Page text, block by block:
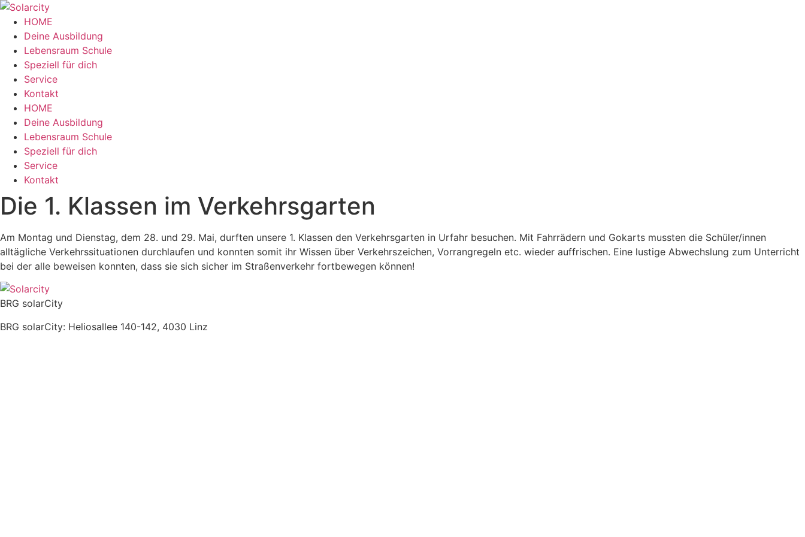
Zum
Inhalt
wechseln
HOME
Deine Ausbildung
Lebensraum Schule
Speziell für dich
Service
Kontakt
Menü HOME
Deine Ausbildung
Lebensraum Schule
Speziell für dich
Service
Kontakt
Die 1. Klassen im Verkehrsgarten
Am Montag und Dienstag, dem 28. und 29. Mai, durften unsere 1. Klassen den Verkehrsgarten in Urfahr besuchen. Mit Fahrrädern und Gokarts mussten die Schüler/innen
alltägliche Verkehrssituationen durchlaufen und konnten somit ihr Wissen über Verkehrszeichen, Vorrangregeln etc. wieder auffrischen. Eine lustige Abwechslung zum Unterricht
bei der alle beweisen konnten, dass sie sich sicher im Straßenverkehr fortbewegen können!
BRG solarCity
BRG solarCity: Heliosallee 140-142, 4030 Linz